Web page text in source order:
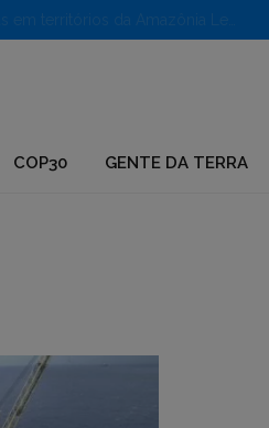
COP30 GENTE DA TERRA